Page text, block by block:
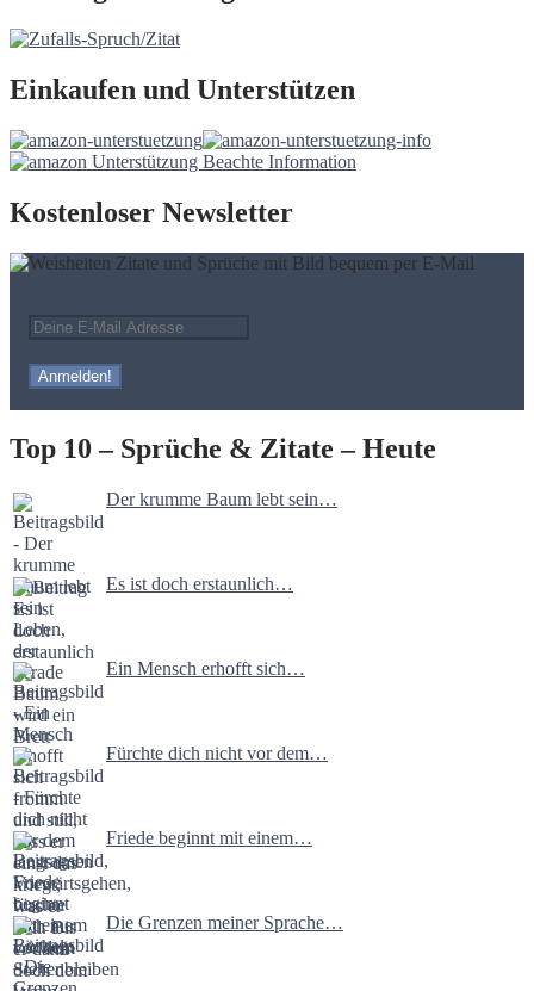
Einkaufen und Unterstützen
Kostenloser Newsletter
Top 10 – Sprüche & Zitate – Heute
Der krumme Baum lebt sein…
Es ist doch erstaunlich…
Ein Mensch erhofft sich…
Fürchte dich nicht vor dem…
Friede beginnt mit einem…
Die Grenzen meiner Sprache…